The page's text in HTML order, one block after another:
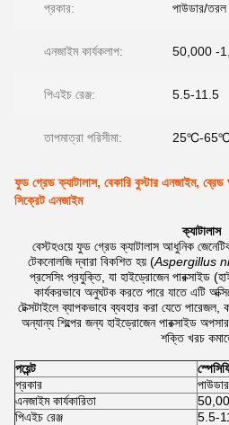
প্রকার: পাউডার/তরল
এনজাইম কার্যকলাপ: 50,000 -
পিএইচ রেঞ্জ: 5.5-11.5
তাপমাত্রা পরিসীমা: 25℃-
ফুড গ্রেড ক্যাটালাস, বেকারি বুস্টার এনজাইম,
সিক্রেট এনজাইম
ক্যাটালাস
বেস্টহওয়ে ফুড গ্রেড ক্যাটালাস আধুনিক জেনেটিক
টেকনোলজি দ্বারা বিকশিত হয় (Aspergillus
প্রসেসিং প্রযুক্তি, যা হাইড্রোজেন পারক্সাইড
কার্যকরভাবে অনুঘটক করতে পারে যাতে এটি
টেক্সটাইলে ব্যাপকভাবে ব্যবহার করা যেতে
অন্যান্য শিল্পের জন্য হাইড্রোজেন পারক্সাইড
শক্তি খরচ
পয়েন্ট
প্রকার
এনজাইম কার্যকারিতা
পিএইচ রেঞ্জ
5.5-